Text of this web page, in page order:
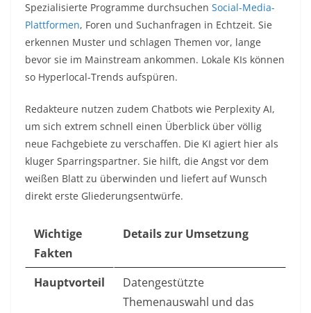
Spezialisierte Programme durchsuchen Social-Media-
Plattformen, Foren und Suchanfragen in Echtzeit. Sie
erkennen Muster und schlagen Themen vor, lange
bevor sie im Mainstream ankommen. Lokale KIs können
so Hyperlocal-Trends aufspüren.
Redakteure nutzen zudem Chatbots wie Perplexity AI,
um sich extrem schnell einen Überblick über völlig
neue Fachgebiete zu verschaffen. Die KI agiert hier als
kluger Sparringspartner. Sie hilft, die Angst vor dem
weißen Blatt zu überwinden und liefert auf Wunsch
direkt erste Gliederungsentwürfe.
Wichtige
Fakten
Details zur Umsetzung
Hauptvorteil
Datengestützte
Themenauswahl und das